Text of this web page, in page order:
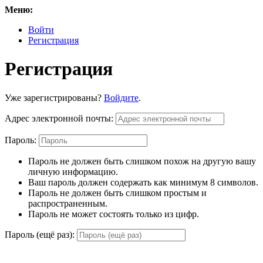
Меню:
Войти
Регистрация
Регистрация
Уже зарегистрированы? Войдите.
Адрес электронной почты:
Пароль:
Пароль не должен быть слишком похож на другую вашу
личную информацию.
Ваш пароль должен содержать как минимум 8 символов.
Пароль не должен быть слишком простым и
распространенным.
Пароль не может состоять только из цифр.
Пароль (ещё раз):